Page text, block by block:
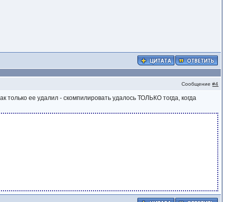
Сообщение#4
только ее удалил - скомпилировать удалось ТОЛЬКО тогда, когда